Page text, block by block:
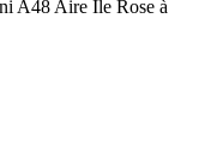
A48 Aire Ile Rose à